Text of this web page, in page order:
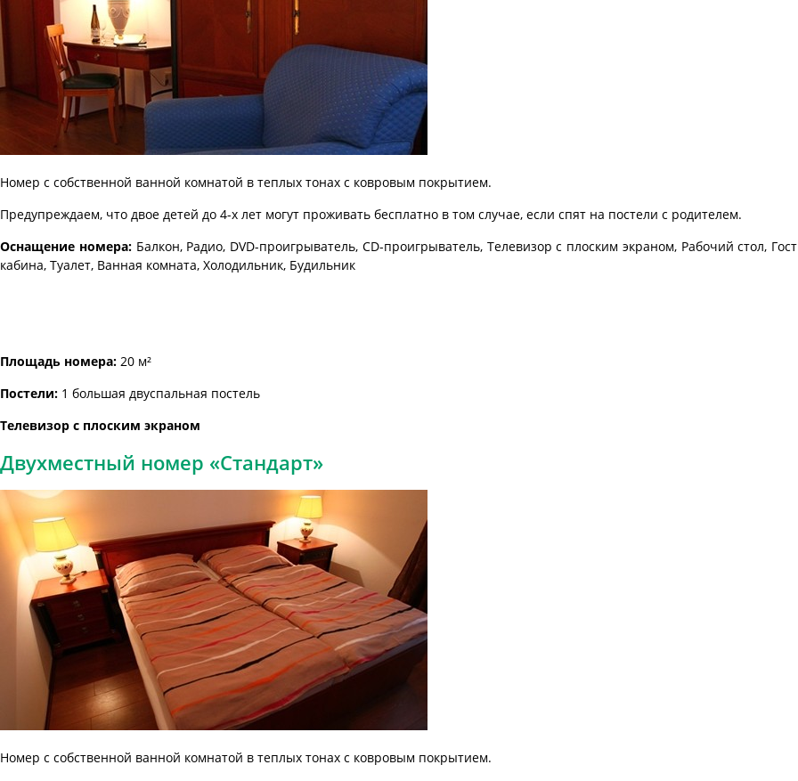
Номер с собственной ванной комнатой в теплых тонах с ковровым покрытием.
Предупреждаем, что двое детей до 4-х лет могут проживать бесплатно в том случае, если спят на постели с родителем.
Оснащение номера: Балкон, Радио, DVD-проигрыватель, CD-проигрыватель, Телевизор с плоским экраном, Рабочий стол,
кабина, Туалет, Ванная комната, Холодильник, Будильник
Площадь номера: 20 м²
Постели: 1 большая двуспальная постель
Телевизор с плоским экраном
Двухместный номер «Стандарт»
Номер с собственной ванной комнатой в теплых тонах с ковровым покрытием.